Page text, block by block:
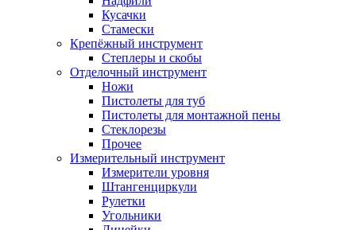
Кусачки
Стамески
Крепёжный инструмент
Степлеры и скобы
Отделочный инструмент
Ножи
Пистолеты для туб
Пистолеты для монтажной пены
Стеклорезы
Прочее
Измерительный инструмент
Измерители уровня
Штангенциркули
Рулетки
Угольники